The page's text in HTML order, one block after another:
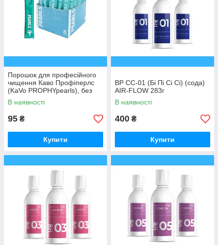
Порошок для професійного
чищення Каво Профіперлс
(KaVo PROPHYpearls), без
вмісту соди, Стик 15 г
Нейтральний
В наявності
95 ₴
Купити
BP CC-01 (Бі Пі Сі Сі) (сода)
AIR-FLOW 283г
В наявності
400 ₴
Купити